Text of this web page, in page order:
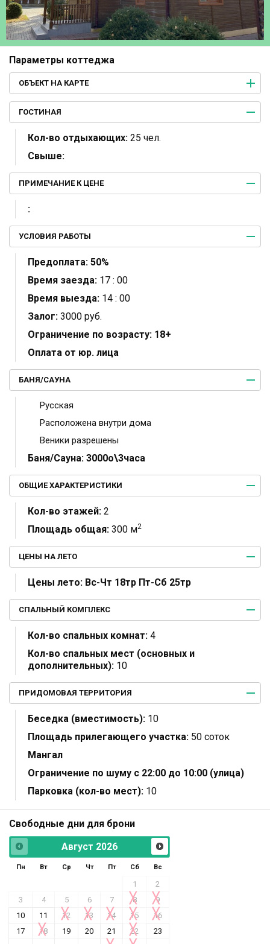
Параметры коттеджа
ОБЪЕКТ НА КАРТЕ
ГОСТИНАЯ
Кол-во отдыхающих: 25 чел.
Свыше:
ПРИМЕЧАНИЕ К ЦЕНЕ
:
УСЛОВИЯ РАБОТЫ
Предоплата: 50%
Время заезда: 17 : 00
Время выезда: 14 : 00
Залог: 3000 руб.
Ограничение по возрасту: 18+
Оплата от юр. лица
БАНЯ/САУНА
Русская
Расположена внутри дома
Веники разрешены
Баня/Сауна: 3000о\3часа
ОБЩИЕ ХАРАКТЕРИСТИКИ
Кол-во этажей: 2
Площадь общая: 300 м2
ЦЕНЫ НА ЛЕТО
Цены лето: Вс-Чт 18тр Пт-Сб 25тр
СПАЛЬНЫЙ КОМПЛЕКС
Кол-во спальных комнат: 4
Кол-во спальных мест (основных и
дополнительных): 10
ПРИДОМОВАЯ ТЕРРИТОРИЯ
Беседка (вместимость): 10
Площадь прилегающего участка: 50 соток
Мангал
Ограничение по шуму с 22:00 до 10:00 (улица)
Парковка (кол-во мест): 10
Свободные дни для брони
Август 2026
Пн Вт Ср Чт Пт Сб Вс
1
2
3
4 5 6 7 8
9
10
11 12 13 14 15
16
17
18 19 20 21 22
23